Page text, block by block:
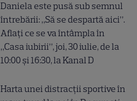
Daniela este pusă sub semnul
întrebării: „Să se despartă aici”.
Aflați ce se va întâmpla în
„Casa iubirii”, joi, 30 iulie, de la
10:00 și 16:30, la Kanal D
Harta unei distracții sportive în